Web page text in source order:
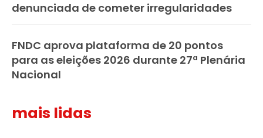
denunciada de cometer irregularidades
FNDC aprova plataforma de 20 pontos
para as eleições 2026 durante 27ª Plenária
Nacional
mais lidas